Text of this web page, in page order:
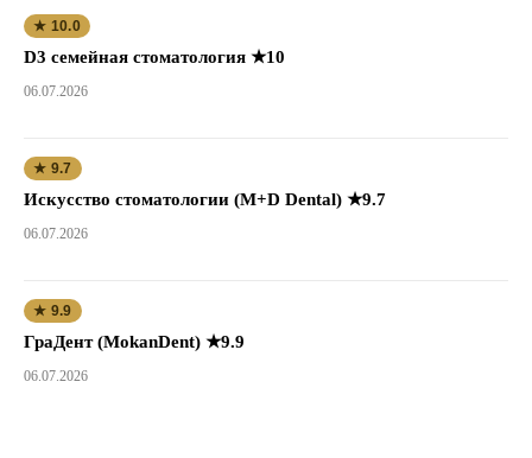
★ 10.0
D3 семейная стоматология ★10
06.07.2026
★ 9.7
Искусство стоматологии (M+D Dental) ★9.7
06.07.2026
★ 9.9
ГраДент (MokanDent) ★9.9
06.07.2026